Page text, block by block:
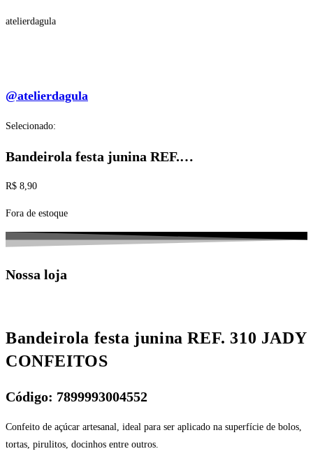
atelierdagula
@atelierdagula
Selecionado:
Bandeirola festa junina REF.…
R$ 8,90
Fora de estoque
Nossa loja
Bandeirola festa junina REF. 310 JADY
CONFEITOS
Código: 7899993004552
Confeito de açúcar artesanal, ideal para ser aplicado na superfície de bolos,
tortas, pirulitos, docinhos entre outros.